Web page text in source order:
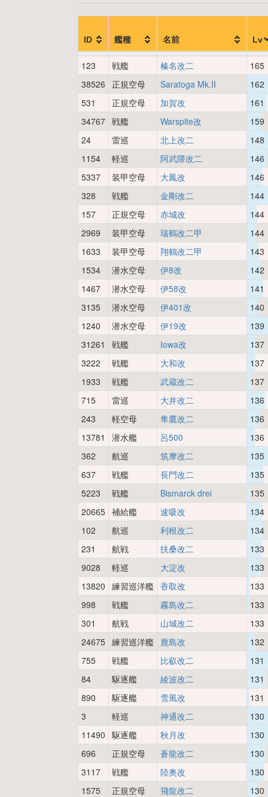
ID 艦種 名前 Lv
123 戦艦 榛名改二
165
38526
正規空母 Saratoga Mk.II
162
531
正規空母 加賀改
161
34767 戦艦 Warspite改
159
24
雷巡 北上改二
148
1154
軽巡 阿武隈改二
146
5337
装甲空母 大鳳改
146
328
戦艦 金剛改二
144
157
正規空母 赤城改
144
2969
装甲空母 瑞鶴改二甲
144
1633
装甲空母 翔鶴改二甲
143
1534
潜水空母 伊8改
142
1467
潜水空母 伊58改
141
3135
潜水空母 伊401改
140
1240
潜水空母 伊19改
139
31261
戦艦 Iowa改
137
3222
戦艦 大和改
137
1933
戦艦 武蔵改二
137
715
雷巡 大井改二
136
243
軽空母 隼鷹改二
136
13781
潜水艦 呂500
136
362
航巡 筑摩改二
135
637
戦艦 長門改二
135
5223
戦艦 Bismarck drei
135
20665 補給艦 速吸改
134
102
航巡 利根改二
134
231
航戦 扶桑改二
133
9028
軽巡 大淀改
133
13820 練習巡洋艦 香取改
133
998
戦艦 霧島改二
133
301
航戦 山城改二
133
24675 練習巡洋艦 鹿島改
132
755
戦艦 比叡改二
131
84
駆逐艦 綾波改二
131
890
駆逐艦 雪風改
131
3
軽巡 神通改二
130
11490 駆逐艦 秋月改
130
696
正規空母 蒼龍改二
130
3117
戦艦 陸奥改
130
1575
正規空母 飛龍改二
130